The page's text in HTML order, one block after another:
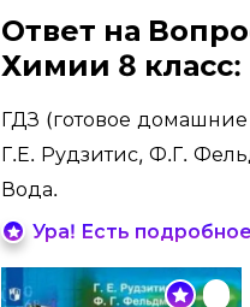
Ответ на
Химии 8 класс:
ГДЗ (готовое
Г.Е. Рудзитис, Ф.Г.
Вода.
Ура! Есть